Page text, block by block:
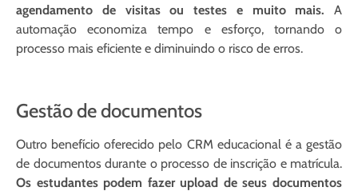
agendamento de visitas ou testes e muito mais. A
automação economiza tempo e esforço, tornando o
processo mais eficiente e diminuindo o risco de erros.
Gestão de documentos
Outro benefício oferecido pelo CRM educacional é a gestão
de documentos durante o processo de inscrição e matrícula.
Os estudantes podem fazer upload de seus documentos